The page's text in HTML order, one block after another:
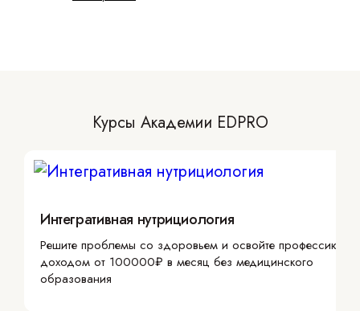
Курсы Академии EDPRO
Интегративная нутрициология
Решите проблемы со здоровьем и освойте профессию с
доходом от 100000₽ в месяц без медицинского
образования